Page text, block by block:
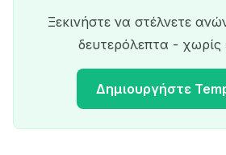
Ξεκινήστε να στέλνετε
δευτερόλεπτα - χωρίς
Δημιουργήστε